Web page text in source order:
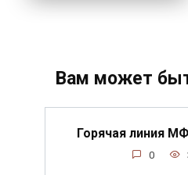
Вам может
Горячая линия
0